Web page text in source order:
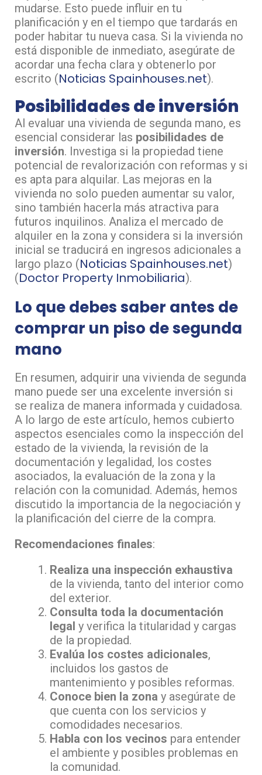
mudarse. Esto puede influir en tu
planificación y en el tiempo que tardarás en
poder habitar tu nueva casa. Si la vivienda no
está disponible de inmediato, asegúrate de
acordar una fecha clara y obtenerlo por
escrito​ (Noticias Spainhouses.net)​.
Posibilidades de inversión
Al evaluar una vivienda de segunda mano, es
esencial considerar las posibilidades de
inversión. Investiga si la propiedad tiene
potencial de revalorización con reformas y si
es apta para alquilar. Las mejoras en la
vivienda no solo pueden aumentar su valor,
sino también hacerla más atractiva para
futuros inquilinos. Analiza el mercado de
alquiler en la zona y considera si la inversión
inicial se traducirá en ingresos adicionales a
largo plazo​ (Noticias Spainhouses.net)​​
(Doctor Property Inmobiliaria)​.
Lo que debes saber antes de
comprar un piso de segunda
mano
En resumen, adquirir una vivienda de segunda
mano puede ser una excelente inversión si
se realiza de manera informada y cuidadosa.
A lo largo de este artículo, hemos cubierto
aspectos esenciales como la inspección del
estado de la vivienda, la revisión de la
documentación y legalidad, los costes
asociados, la evaluación de la zona y la
relación con la comunidad. Además, hemos
discutido la importancia de la negociación y
la planificación del cierre de la compra.
Recomendaciones finales:
Realiza una inspección exhaustiva
de la vivienda, tanto del interior como
del exterior.
Consulta toda la documentación
legal y verifica la titularidad y cargas
de la propiedad.
Evalúa los costes adicionales,
incluidos los gastos de
mantenimiento y posibles reformas.
Conoce bien la zona y asegúrate de
que cuenta con los servicios y
comodidades necesarios.
Habla con los vecinos para entender
el ambiente y posibles problemas en
la comunidad.